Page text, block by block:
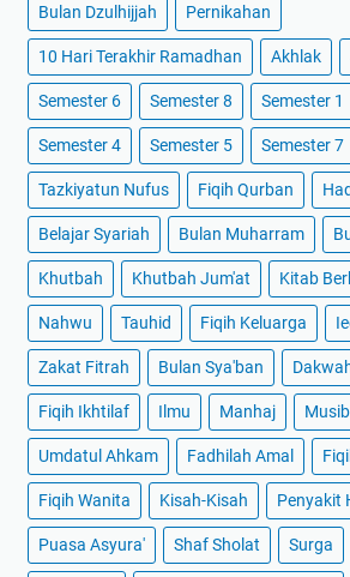
Bulan Dzulhijjah Pernikahan
10 Hari Terakhir Ramadhan Akhlak
Semester 6 Semester 8 Semester 1
Semester 4 Semester 5 Semester 7
Tazkiyatun Nufus Fiqih Qurban
Belajar Syariah Bulan Muharram
Khutbah Khutbah Jum'at Kitab
Nahwu Tauhid Fiqih Keluarga
Zakat Fitrah Bulan Sya'ban
Fiqih Ikhtilaf Ilmu Manhaj
Umdatul Ahkam Fadhilah Amal
Fiqih Wanita Kisah-Kisah Penyakit
Puasa Asyura' Shaf Sholat Surga